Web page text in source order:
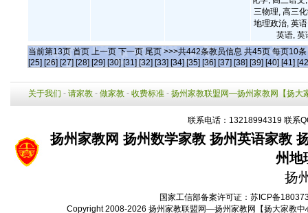
三物理, 高三
地理政治, 英
英语, 英
当前第13页 首页 上一页 下一页 尾页 >>>共442条教员信息 共45页 每页10条
[25] [26] [27] [28] [29] [30] [31] [32] [33] [34] [35] [36] [37] [38] [39] [40] [41]
关于我们 - 请家教 - 做家教 - 收费标准 - 扬州家教联盟网—扬州家教网【扬大
联系电话：13218994319 联系
扬州家教网 扬州数学家教 扬州英语家教
州地
扬
国家工信部备案许可证： 苏ICP备
Copyright 2008-2026 扬州家教联盟网—扬州家教网【扬大家教